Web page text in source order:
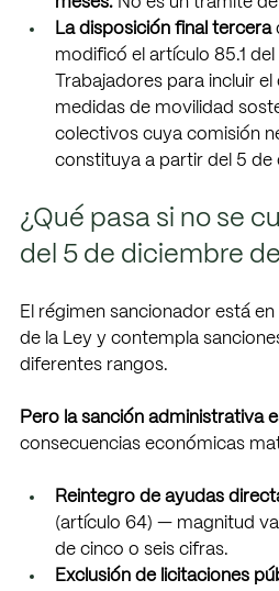
La disposición final tercera
modificó el artículo 85.1
Trabajadores para incluir
medidas de movilidad
colectivos cuya comisión
constituya a partir del 5 de
¿Qué pasa si no se
del 5 de diciembre
El régimen sancionador está en
de la Ley y contempla
diferentes rangos.
Pero la sanción administrativa
consecuencias económicas
Reintegro de ayudas
(artículo 64) — magnitud
de cinco o seis cifras.
Exclusión de licitaciones